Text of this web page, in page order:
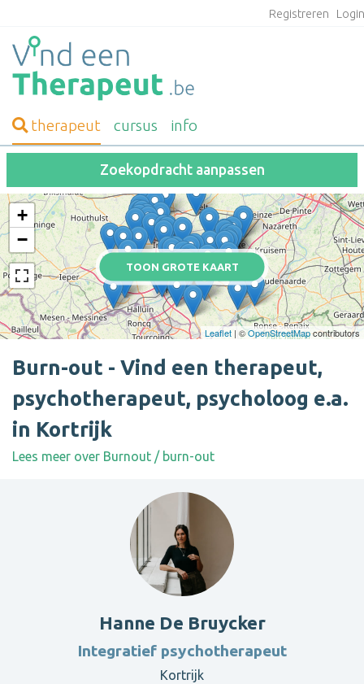
Registreren
therapeut cursus info
Zoekopdracht aanpassen
TOON GROTE KAART
+
−
Leaflet | ©OpenStreetMapcontributors
Burn-out - Vind een therapeut,
psychotherapeut, psycholoog e.a.
in Kortrijk
Lees meer over Burnout / burn-out
Hanne De Bruycker
Integratief psychotherapeut
Kortrijk